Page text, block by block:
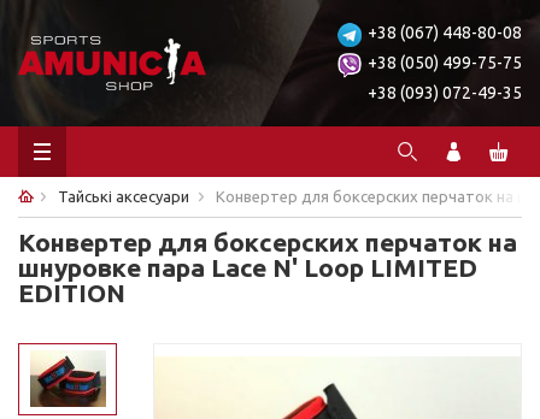
+38 (067) 448-80-08
+38 (050) 499-75-75
+38 (093) 072-49-35
Тайські аксесуари Конвертер для боксерских перчаток на
Конвертер для боксерских перчаток на
шнуровке пара Lace N' Loop LIMITED
EDITION